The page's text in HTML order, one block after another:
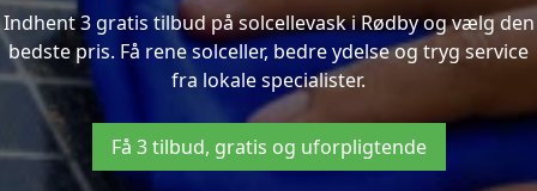
Indhent 3 gratis tilbud på solcellevask i Rødby og vælg den
bedste pris. Få rene solceller, bedre ydelse og tryg service
fra lokale specialister.
Få 3 tilbud, gratis og uforpligtende